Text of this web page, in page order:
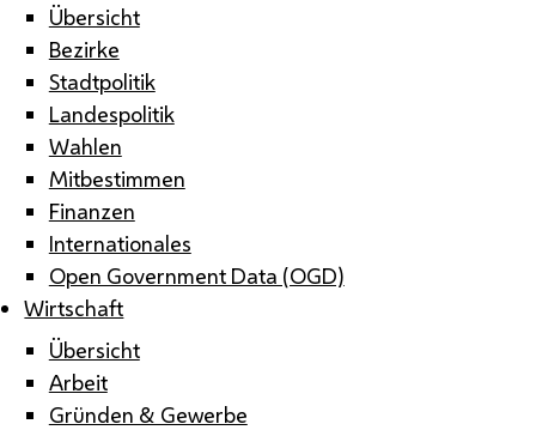
Übersicht
Bezirke
Stadtpolitik
Landespolitik
Wahlen
Mitbestimmen
Finanzen
Internationales
Open Government Data (OGD)
Wirtschaft
Übersicht
Arbeit
Gründen & Gewerbe